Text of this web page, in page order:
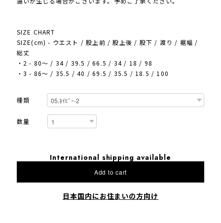
SIZE CHART
SIZE(cm) - ウエスト / 股上前 / 股上後 / 股下 / 渡り / 裾幅 /
総丈
・2 - 80～ / 34 / 39.5 / 66.5 / 34 / 18 / 98
・3 - 86～ / 35.5 / 40 / 69.5 / 35.5 / 18.5 / 100
種類
数量
International shipping available
Add to cart
日本国内にお住まいの方向け